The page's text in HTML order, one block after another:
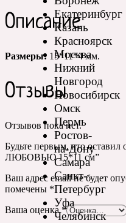
Екатеринбург
Казань
Красноярск
Москва
Нижний
Новгород
Новосибирск
Омск
Пермь
Ростов-
на-Дону
Самара
Санкт-
Петербург
Уфа
Челябинск
Описание
Размеры: 15*11*4 мм.
Отзывы
Отзывов пока нет.
Будьте первым, кто
ЛЮБОВЬЮ 15*11 см”
Ваш адрес email не будет
помечены *
Ваша оценка*